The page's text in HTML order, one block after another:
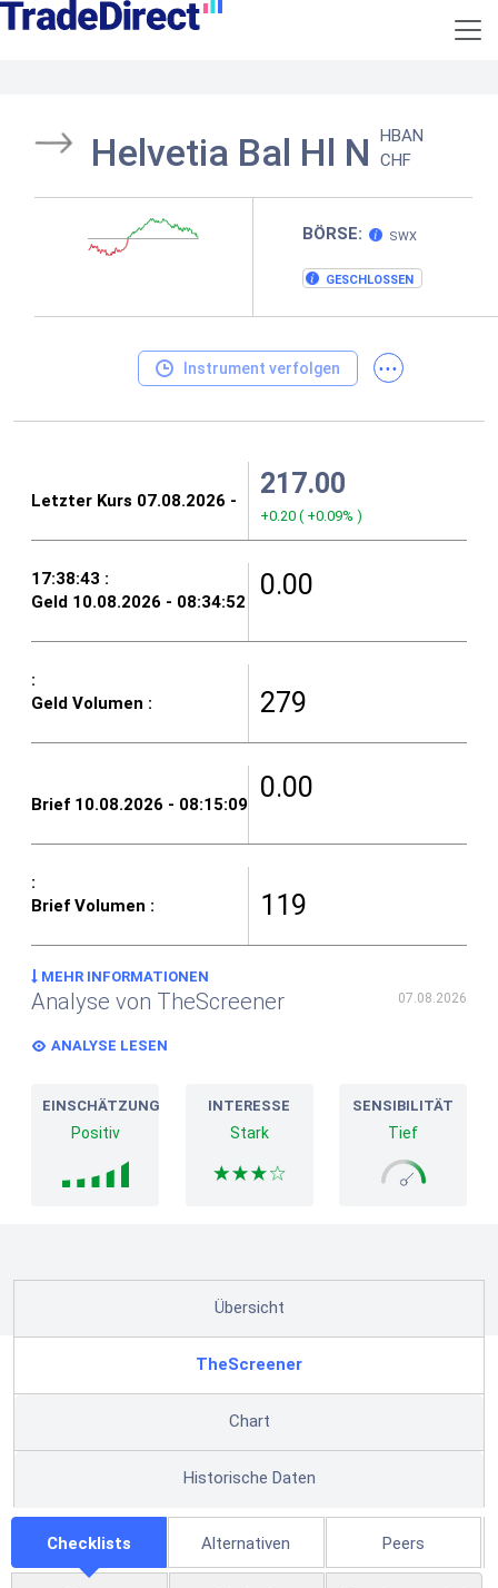
Helvetia Bal Hl N
HBAN
CHF
BÖRSE: SWX
GESCHLOSSEN
Instrument verfolgen ...
217.00
+0.20 ( +0.09% )
0.00
279
0.00
119
MEHR INFORMATIONEN
Analyse von TheScreener 07.08.2026
ANALYSE LESEN
EINSCHÄTZUNG
Positiv
INTERESSE
Stark
SENSIBILITÄT
Tief
Übersicht
TheScreener
Chart
Historische Daten
Checklists Alternativen Peers